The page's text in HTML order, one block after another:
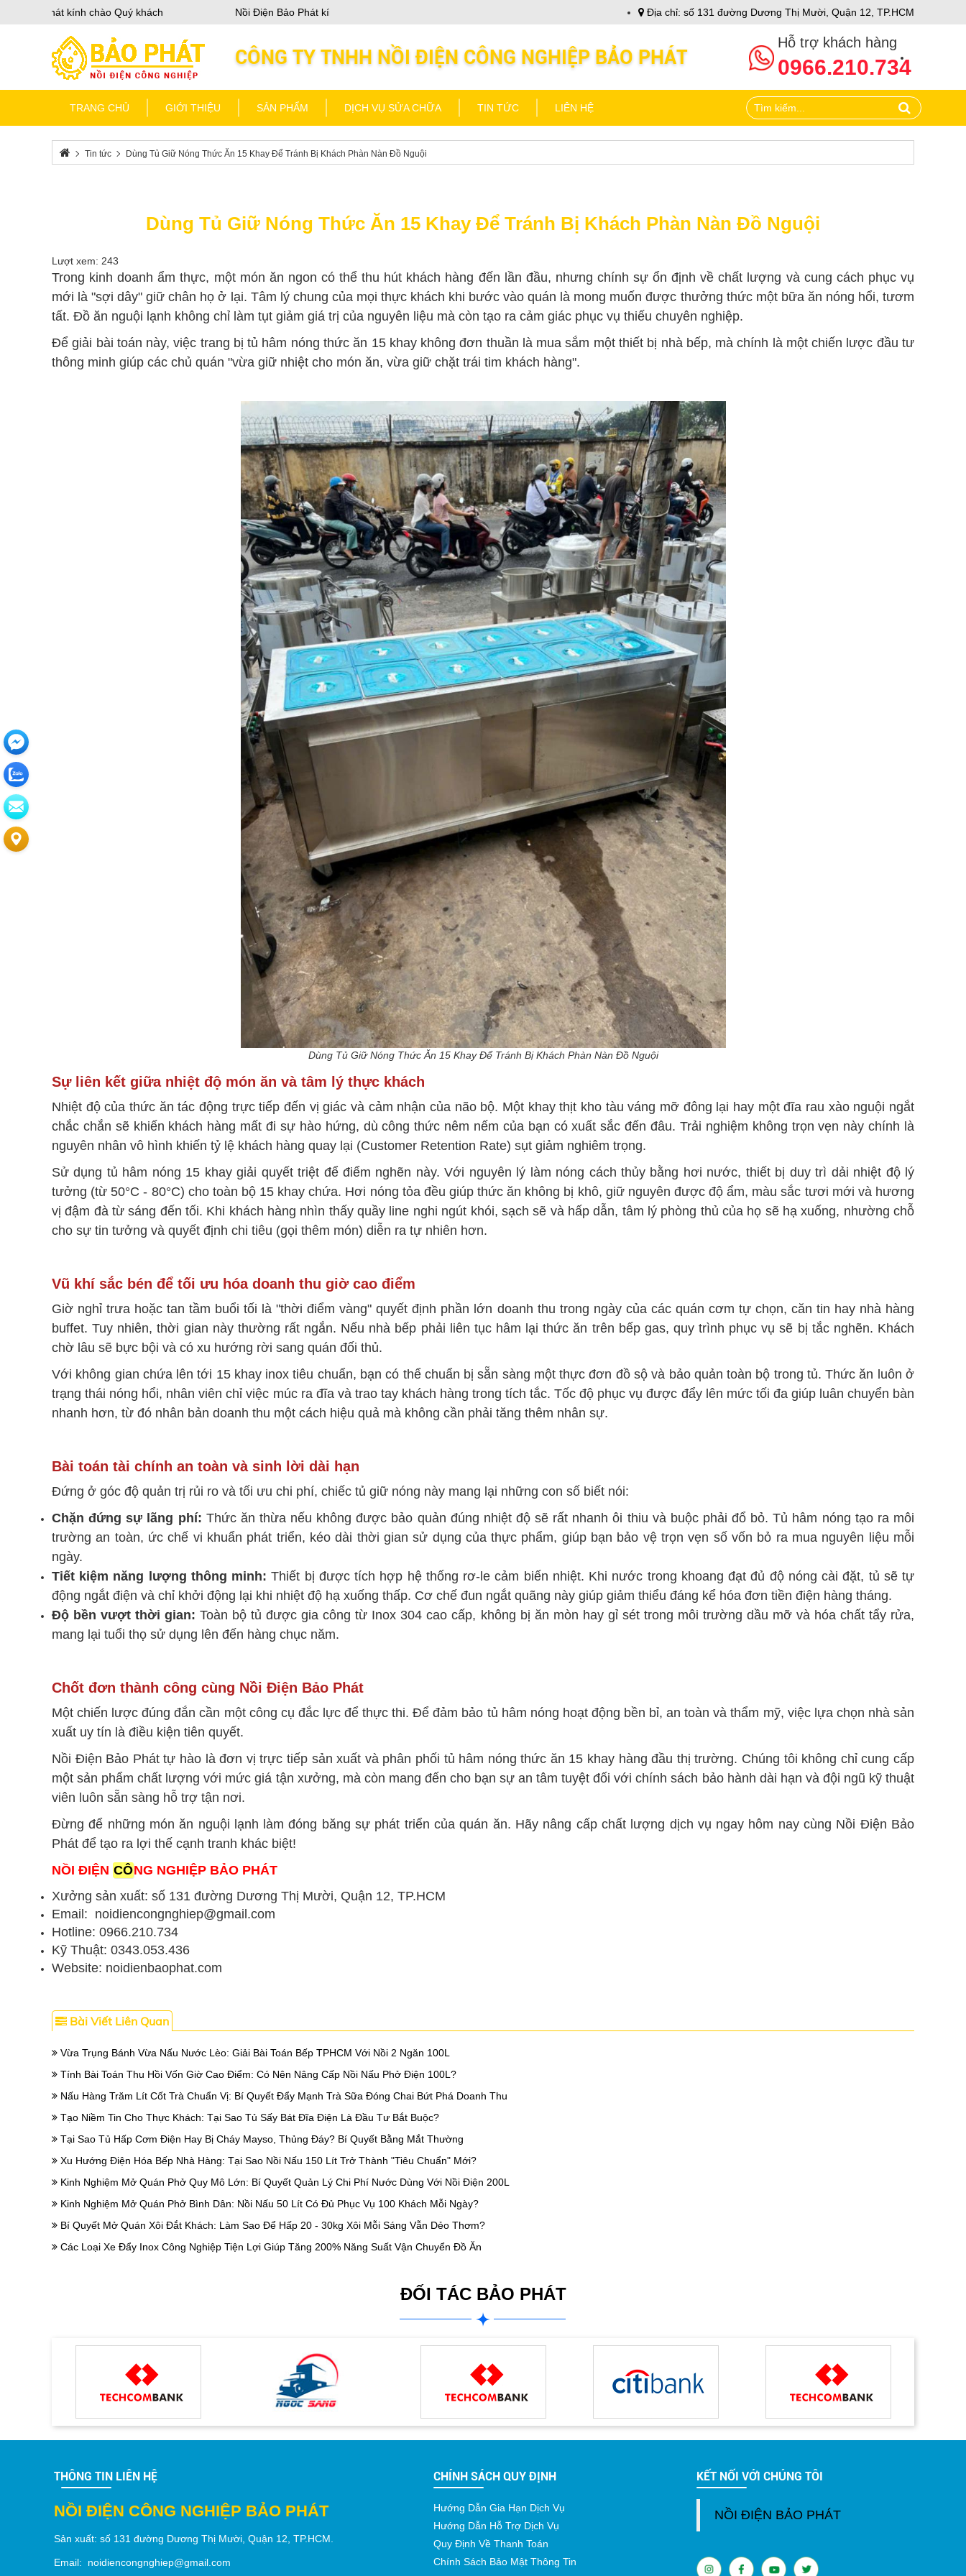
Bảo Phát kính chào Quý khách Nồi Điện Bảo Phát kính chào Quý khách Nồi Điện Bảo Phát kính chào Quý kháchĐịa chỉ: số 131 đường Dương Thị Mười, Quận 12, TP.HCM
Hỗ trợ khách hàng
0966.210.734
TRANG CHỦ GIỚI THIỆU SẢN PHẨM DỊCH VỤ SỬA CHỮA TIN TỨC LIÊN HỆ
Tin tức Dùng Tủ Giữ Nóng Thức Ăn 15 Khay Để Tránh Bị Khách Phàn Nàn Đồ Nguội
Dùng Tủ Giữ Nóng Thức Ăn 15 Khay Để Tránh Bị Khách Phàn Nàn Đồ Nguội
Lượt xem: 243
Trong kinh doanh ẩm thực, một món ăn ngon có thể thu hút khách hàng đến lần đầu, nhưng chính sự ổn định về chất lượng và cung cách phục vụ
mới là "sợi dây" giữ chân họ ở lại. Tâm lý chung của mọi thực khách khi bước vào quán là mong muốn được thưởng thức một bữa ăn nóng hổi, tươm
tất. Đồ ăn nguội lạnh không chỉ làm tụt giảm giá trị của nguyên liệu mà còn tạo ra cảm giác phục vụ thiếu chuyên nghiệp.
Để giải bài toán này, việc trang bị tủ hâm nóng thức ăn 15 khay không đơn thuần là mua sắm một thiết bị nhà bếp, mà chính là một chiến lược đầu tư
thông minh giúp các chủ quán "vừa giữ nhiệt cho món ăn, vừa giữ chặt trái tim khách hàng".
Dùng Tủ Giữ Nóng Thức Ăn 15 Khay Để Tránh Bị Khách Phàn Nàn Đồ Nguội
Sự liên kết giữa nhiệt độ món ăn và tâm lý thực khách
Nhiệt độ của thức ăn tác động trực tiếp đến vị giác và cảm nhận của não bộ. Một khay thịt kho tàu váng mỡ đông lại hay một đĩa rau xào nguội ngắt
chắc chắn sẽ khiến khách hàng mất đi sự hào hứng, dù công thức nêm nếm của bạn có xuất sắc đến đâu. Trải nghiệm không trọn vẹn này chính là
nguyên nhân vô hình khiến tỷ lệ khách hàng quay lại (Customer Retention Rate) sụt giảm nghiêm trọng.
Sử dụng tủ hâm nóng 15 khay giải quyết triệt để điểm nghẽn này. Với nguyên lý làm nóng cách thủy bằng hơi nước, thiết bị duy trì dải nhiệt độ lý
tưởng (từ 50°C - 80°C) cho toàn bộ 15 khay chứa. Hơi nóng tỏa đều giúp thức ăn không bị khô, giữ nguyên được độ ẩm, màu sắc tươi mới và hương
vị đậm đà từ sáng đến tối. Khi khách hàng nhìn thấy quầy line nghi ngút khói, sạch sẽ và hấp dẫn, tâm lý phòng thủ của họ sẽ hạ xuống, nhường chỗ
cho sự tin tưởng và quyết định chi tiêu (gọi thêm món) diễn ra tự nhiên hơn.
Vũ khí sắc bén để tối ưu hóa doanh thu giờ cao điểm
Giờ nghỉ trưa hoặc tan tầm buổi tối là "thời điểm vàng" quyết định phần lớn doanh thu trong ngày của các quán cơm tự chọn, căn tin hay nhà hàng
buffet. Tuy nhiên, thời gian này thường rất ngắn. Nếu nhà bếp phải liên tục hâm lại thức ăn trên bếp gas, quy trình phục vụ sẽ bị tắc nghẽn. Khách
chờ lâu sẽ bực bội và có xu hướng rời sang quán đối thủ.
Với không gian chứa lên tới 15 khay inox tiêu chuẩn, bạn có thể chuẩn bị sẵn sàng một thực đơn đồ sộ và bảo quản toàn bộ trong tủ. Thức ăn luôn ở
trạng thái nóng hổi, nhân viên chỉ việc múc ra đĩa và trao tay khách hàng trong tích tắc. Tốc độ phục vụ được đẩy lên mức tối đa giúp luân chuyển bàn
nhanh hơn, từ đó nhân bản doanh thu một cách hiệu quả mà không cần phải tăng thêm nhân sự.
Bài toán tài chính an toàn và sinh lời dài hạn
Đứng ở góc độ quản trị rủi ro và tối ưu chi phí, chiếc tủ giữ nóng này mang lại những con số biết nói:
Chặn đứng sự lãng phí: Thức ăn thừa nếu không được bảo quản đúng nhiệt độ sẽ rất nhanh ôi thiu và buộc phải đổ bỏ. Tủ hâm nóng tạo ra môi
trường an toàn, ức chế vi khuẩn phát triển, kéo dài thời gian sử dụng của thực phẩm, giúp bạn bảo vệ trọn vẹn số vốn bỏ ra mua nguyên liệu mỗi
ngày.
Tiết kiệm năng lượng thông minh: Thiết bị được tích hợp hệ thống rơ-le cảm biến nhiệt. Khi nước trong khoang đạt đủ độ nóng cài đặt, tủ sẽ tự
động ngắt điện và chỉ khởi động lại khi nhiệt độ hạ xuống thấp. Cơ chế đun ngắt quãng này giúp giảm thiểu đáng kể hóa đơn tiền điện hàng tháng.
Độ bền vượt thời gian: Toàn bộ tủ được gia công từ Inox 304 cao cấp, không bị ăn mòn hay gỉ sét trong môi trường dầu mỡ và hóa chất tẩy rửa,
mang lại tuổi thọ sử dụng lên đến hàng chục năm.
Chốt đơn thành công cùng Nồi Điện Bảo Phát
Một chiến lược đúng đắn cần một công cụ đắc lực để thực thi. Để đảm bảo tủ hâm nóng hoạt động bền bỉ, an toàn và thẩm mỹ, việc lựa chọn nhà sản
xuất uy tín là điều kiện tiên quyết.
Nồi Điện Bảo Phát tự hào là đơn vị trực tiếp sản xuất và phân phối tủ hâm nóng thức ăn 15 khay hàng đầu thị trường. Chúng tôi không chỉ cung cấp
một sản phẩm chất lượng với mức giá tận xưởng, mà còn mang đến cho bạn sự an tâm tuyệt đối với chính sách bảo hành dài hạn và đội ngũ kỹ thuật
viên luôn sẵn sàng hỗ trợ tận nơi.
Đừng để những món ăn nguội lạnh làm đóng băng sự phát triển của quán ăn. Hãy nâng cấp chất lượng dịch vụ ngay hôm nay cùng Nồi Điện Bảo
Phát để tạo ra lợi thế cạnh tranh khác biệt!
NỒI ĐIỆN CÔNG NGHIỆP BẢO PHÁT
Xưởng sản xuất: số 131 đường Dương Thị Mười, Quận 12, TP.HCM
Email: noidiencongnghiep@gmail.com
Hotline: 0966.210.734
Kỹ Thuật: 0343.053.436
Website: noidienbaophat.com
Bài Viết Liên Quan
Vừa Trụng Bánh Vừa Nấu Nước Lèo: Giải Bài Toán Bếp TPHCM Với Nồi 2 Ngăn 100L
Tính Bài Toán Thu Hồi Vốn Giờ Cao Điểm: Có Nên Nâng Cấp Nồi Nấu Phở Điện 100L?
Nấu Hàng Trăm Lít Cốt Trà Chuẩn Vị: Bí Quyết Đẩy Mạnh Trà Sữa Đóng Chai Bứt Phá Doanh Thu
Tạo Niềm Tin Cho Thực Khách: Tại Sao Tủ Sấy Bát Đĩa Điện Là Đầu Tư Bắt Buộc?
Tại Sao Tủ Hấp Cơm Điện Hay Bị Cháy Mayso, Thủng Đáy? Bí Quyết Bằng Mắt Thường
Xu Hướng Điện Hóa Bếp Nhà Hàng: Tại Sao Nồi Nấu 150 Lít Trở Thành "Tiêu Chuẩn" Mới?
Kinh Nghiệm Mở Quán Phở Quy Mô Lớn: Bí Quyết Quản Lý Chi Phí Nước Dùng Với Nồi Điện 200L
Kinh Nghiệm Mở Quán Phở Bình Dân: Nồi Nấu 50 Lít Có Đủ Phục Vụ 100 Khách Mỗi Ngày?
Bí Quyết Mở Quán Xôi Đắt Khách: Làm Sao Để Hấp 20 - 30kg Xôi Mỗi Sáng Vẫn Dẻo Thơm?
Các Loại Xe Đẩy Inox Công Nghiệp Tiện Lợi Giúp Tăng 200% Năng Suất Vận Chuyển Đồ Ăn
ĐỐI TÁC BẢO PHÁT
THÔNG TIN LIÊN HỆ
NỒI ĐIỆN CÔNG NGHIỆP BẢO PHÁT
Sản xuất: số 131 đường Dương Thị Mười, Quận 12 , TP.HCM
Email: noidiencongnghiep@gmail.com
CHÍNH SÁCH QUY ĐỊNH
Hướng Dẫn Gia Hạn Dịch Vụ
Hướng Dẫn Hỗ Trợ Dịch Vụ
Quy Định Về Thanh Toán
Chính Sách Bảo Mật Thông Tin
KẾT NỐI VỚI CHÚNG TÔI
NỒI ĐIỆN BẢO PHÁT